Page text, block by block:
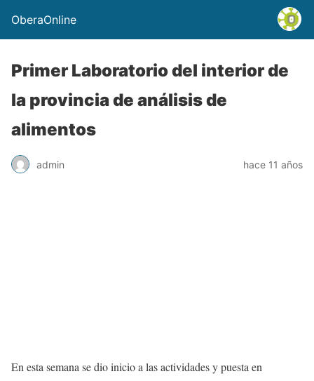
OberaOnline
Primer Laboratorio del interior de
la provincia de análisis de
alimentos
admin hace 11 años
En esta semana se dio inicio a las actividades y puesta en